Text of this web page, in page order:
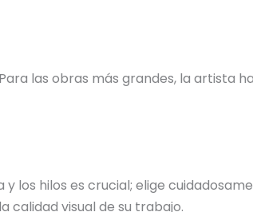
las obras más grandes, la artista
los hilos es crucial; elige
calidad visual de su trabajo.